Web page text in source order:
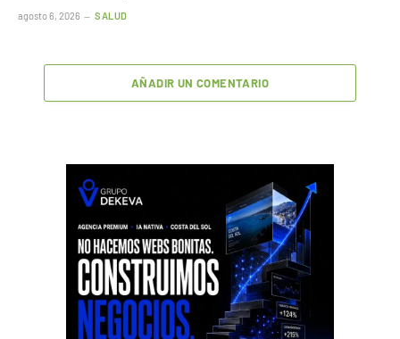
agosto 6, 2026 SALUD
AÑADIR UN COMENTARIO